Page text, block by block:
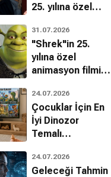
25. yılına özel
bilinmeyenleri!
31.07.2026
"Shrek"in 25.
yılına özel
animasyon filmin
24.07.2026
Çocuklar İçin En
İyi Dinozor
Temalı
Filmleri
24.07.2026
Geleceği Tahmin